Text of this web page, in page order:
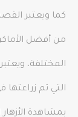
كما ويعتبر
من أفضل الأماكن
المختلفة،
التي تم
بمشاهدة